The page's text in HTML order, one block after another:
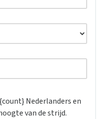
Nederlanders en
van de strijd.